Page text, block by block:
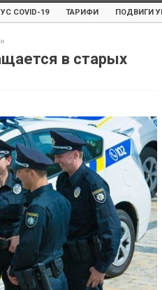
COVID-19 ТАРИФИ ПОДВИГИ
»
в старых